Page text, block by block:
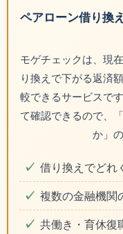
ペアローン借り換
モゲチェックは、現
り換えで下がる返済
較できるサービスで
て確認できるので、
か」
借り換えでどれ
複数の金融機関
共働き・育休復